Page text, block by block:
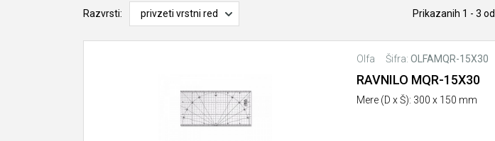
Razvrsti: Prikazanih 1 - 3 od
Olfa Šifra:OLFAMQR-15X30
RAVNILO MQR-15X30
Mere (D x Š): 300 x 150 mm